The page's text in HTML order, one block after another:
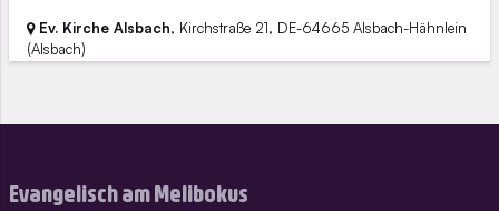
Ev. Kirche Alsbach, Kirchstraße 21, DE-64665 Alsbach-Hähnlein
(Alsbach)
Evangelisch am Melibokus